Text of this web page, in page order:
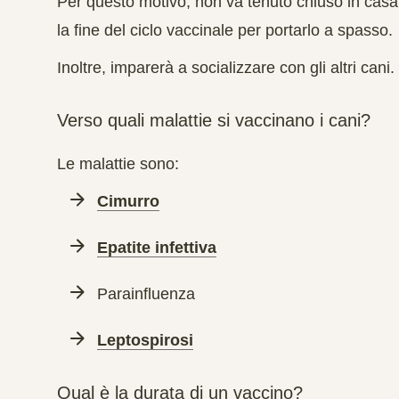
la fine del ciclo vaccinale per portarlo a spasso.
Inoltre, imparerà a socializzare con gli altri cani.
Verso quali malattie si vaccinano i cani?
Le malattie sono:
Cimurro
Epatite infettiva
Parainfluenza
Leptospirosi
Qual è la durata di un vaccino?